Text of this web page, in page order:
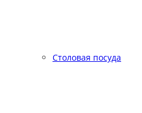
Столовая посуда